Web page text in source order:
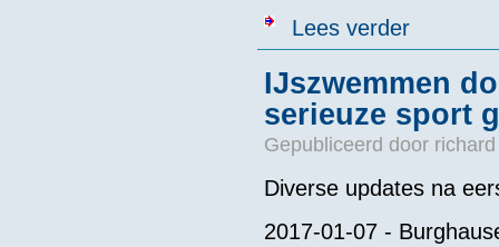
Lees verderover
IJszwemmen
serieuze sport
Gepubliceerd door
Diverse updates na
2017-01-07 -